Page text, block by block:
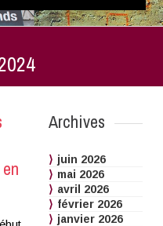
Archives
juin 2026
mai 2026
avril 2026
février 2026
janvier 2026